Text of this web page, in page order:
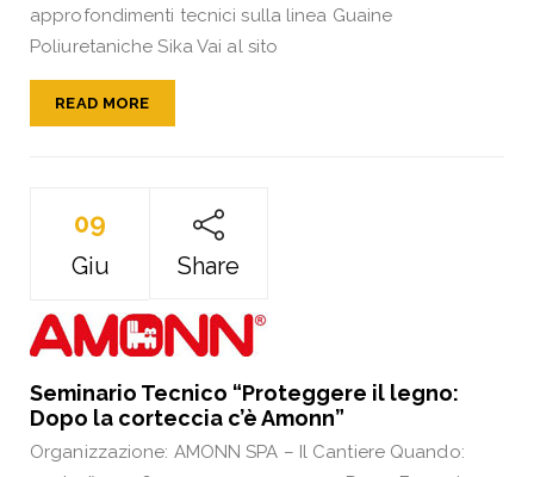
approfondimenti tecnici sulla linea Guaine
Poliuretaniche Sika Vai al sito
READ MORE
09
Giu Share
Seminario Tecnico “Proteggere il legno:
Dopo la corteccia c’è Amonn”
Organizzazione: AMONN SPA – Il Cantiere Quando: